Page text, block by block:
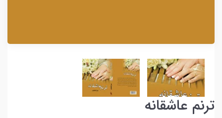
ترنم عاشقانه